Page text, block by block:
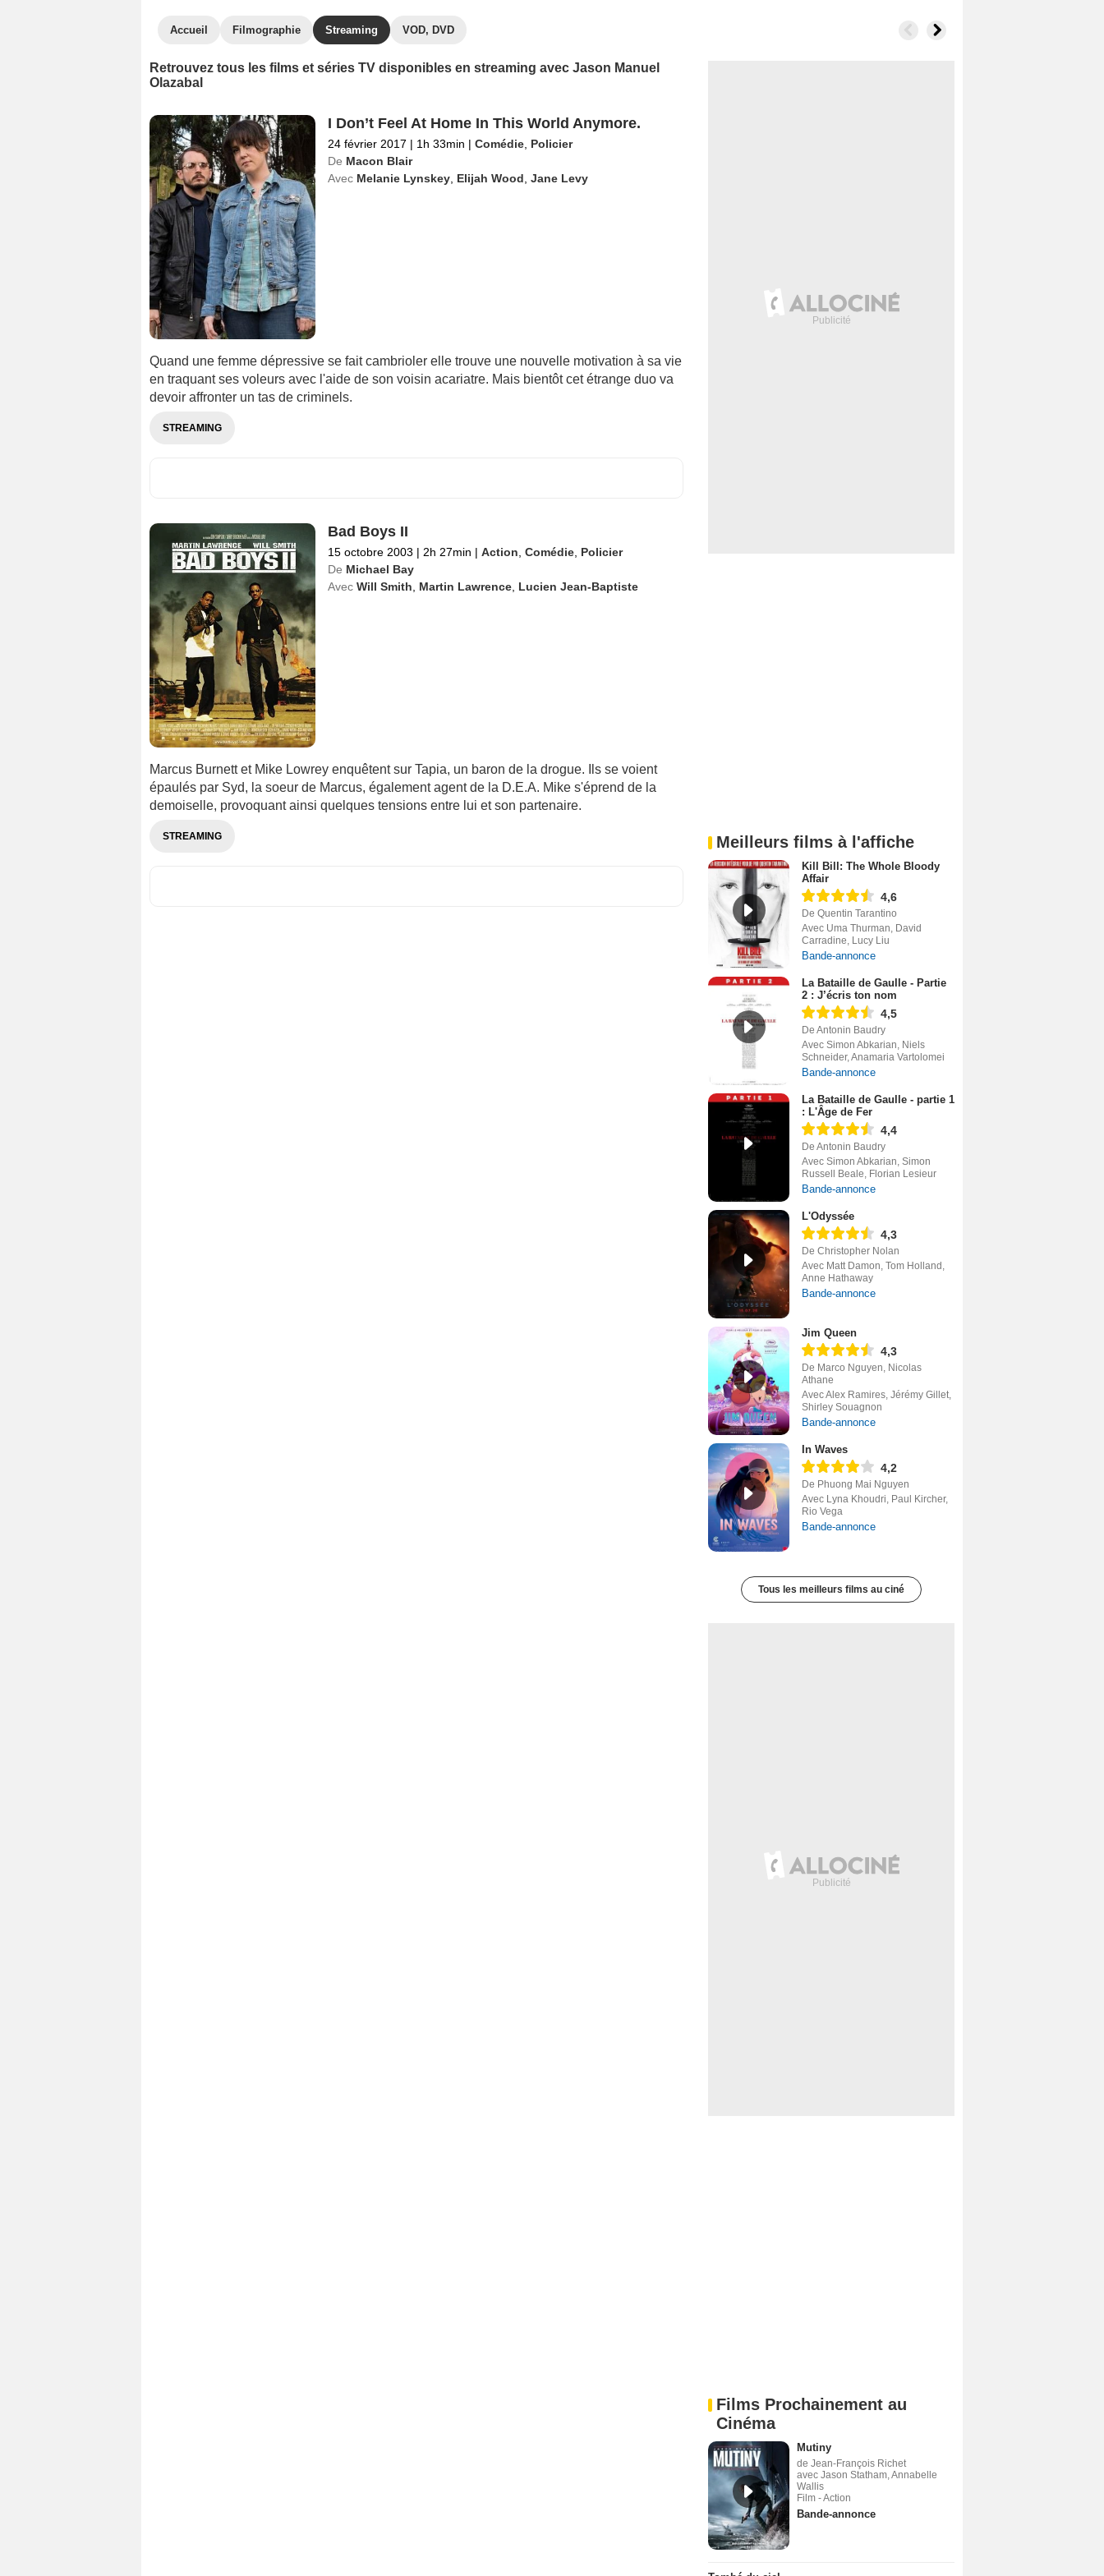
Accueil Filmographie Streaming VOD, DVD
Retrouvez tous les films et séries TV disponibles en streaming avec Jason Manuel
Olazabal
I Don’t Feel At Home In This World Anymore.
24 février 2017 | 1h 33min | Comédie, Policier
De Macon Blair
Avec Melanie Lynskey, Elijah Wood Jane Levy
Quand une femme dépressive se fait cambrioler elle trouve une nouvelle motivation à sa vie
en traquant ses voleurs avec l'aide de son voisin acariatre. Mais bientôt cet étrange duo va
devoir affronter un tas de criminels.
STREAMING
Bad Boys II
15 octobre 2003 | 2h 27min | Action Comédie, Policier
De Michael Bay
Avec Will Smith Martin Lawrence, Lucien Jean-Baptiste
Marcus Burnett et Mike Lowrey enquêtent sur Tapia, un baron de la drogue. Ils se voient
épaulés par Syd, la soeur de Marcus, également agent de la D.E.A. Mike s'éprend de la
demoiselle, provoquant ainsi quelques tensions entre lui et son partenaire.
STREAMING Meilleurs films à l'affiche
Kill Bill: The Whole Bloody
Affair
4,6
De Quentin Tarantino
Avec Uma Thurman, David
Carradine, Lucy Liu
Bande-annonce
La Bataille de Gaulle - Partie
2 : J’écris ton nom
4,5
De Antonin Baudry
Avec Simon Abkarian, Niels
Schneider, Anamaria Vartolomei
Bande-annonce
La Bataille de Gaulle - partie 1
: L'Âge de Fer
4,4
De Antonin Baudry
Avec Simon Abkarian, Simon
Russell Beale, Florian Lesieur
Bande-annonce
L'Odyssée
4,3
De Christopher Nolan
Avec Matt Damon, Tom Holland,
Anne Hathaway
Bande-annonce
Jim Queen
4,3
De Marco Nguyen, Nicolas
Athane
Avec Alex Ramires, Jérémy Gillet,
Shirley Souagnon
Bande-annonce
In Waves
4,2
De Phuong Mai Nguyen
Avec Lyna Khoudri, Paul Kircher,
Rio Vega
Bande-annonce
Tous les meilleurs films au ciné
Films Prochainement au
Cinéma
Mutiny
de Jean-François Richet
avec Jason Statham, Annabelle
Wallis
Film - Action
Bande-annonce